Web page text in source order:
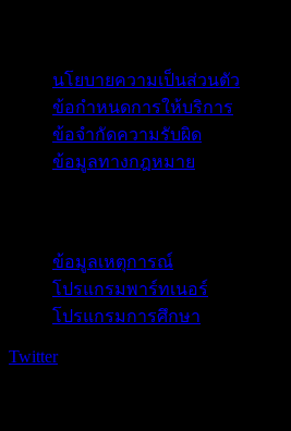
นโยบายความเป็นส่วนตัว
ข้อกำหนดการให้บริการ
ข้อจำกัดความรับผิด
ข้อมูลทางกฎหมาย
ข้อมูลเหตุการณ์
โปรแกรมพาร์ทเนอร์
โปรแกรมการศึกษา
Twitter